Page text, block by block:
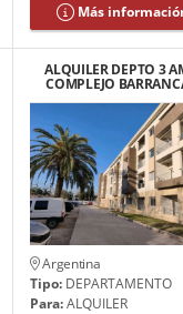
Más
ALQUILER DEPTO 3
COMPLEJO
PASO DEL REY
Argentina
Tipo:DEPARTAMENTO
Para:ALQUILER